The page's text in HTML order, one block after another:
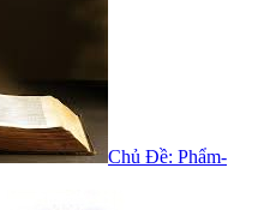
Chủ Đề: Phẩm-